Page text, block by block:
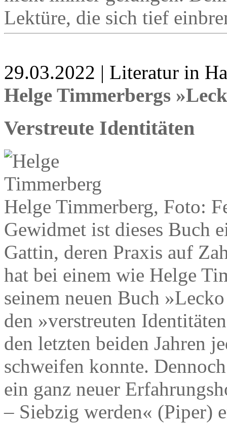
Lektüre, die sich tief
29.03.2022 | Literatur in
Helge Timmerbergs
Verstreute Identitäten
Helge Timmerberg, Foto:
Gewidmet ist dieses Buch
Gattin, deren Praxis auf
hat bei einem wie Helge
seinem neuen Buch
den »verstreuten
den letzten beiden Jahren
schweifen konnte.
ein ganz neuer
– Siebzig werden« (Piper)